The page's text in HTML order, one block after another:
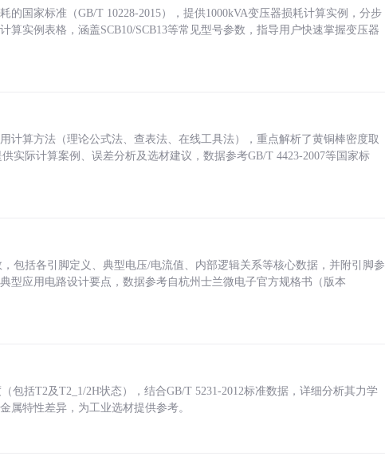
的国家标准（GB/T 10228-2015），提供1000kVA变压器损耗计算实例，分步
算实例表格，涵盖SCB10/SCB13等常见型号参数，指导用户快速掌握变压器
计算方法（理论公式法、查表法、在线工具法），重点解析了黄铜棒密度取
实际计算案例、误差分析及选材建议，数据参考GB/T 4423-2007等国家标
包括各引脚定义、典型电压/电流值、内部逻辑关系等核心数据，并附引脚参
型应用电路设计要点，数据参考自杭州士兰微电子官方规格书（版本
包括T2及T2_1/2H状态），结合GB/T 5231-2012标准数据，详细分析其力学
属特性差异，为工业选材提供参考。